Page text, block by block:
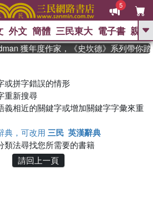
5
GO
史是一群喵 、
獎 臺灣漫遊錄
登輝時代 、 數學女孩：黎曼猜想 、
外文 簡體 三民東大 電子書 親子
獲年度作家，《史坎德》系列帶你踏
或拼字錯誤的情形
重新搜尋
義相近的關鍵字或增加關鍵字字彙來重
典，可改用 三民 英漢辭典
類法尋找您所需要的書籍
請回上一頁